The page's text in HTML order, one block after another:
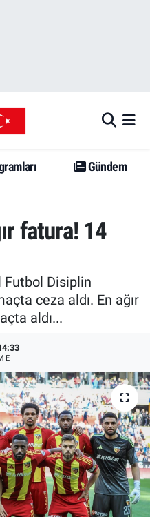
Gündem
fatura! 14
Futbol Disiplin
ceza aldı. En ağır
aldı...